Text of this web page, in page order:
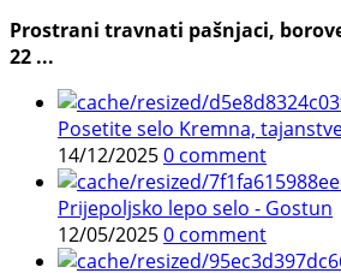
Prostrani travnati pašnjaci,
22 ...
Posetite selo Kremna,
14/12/20250 comment
Prijepoljsko lepo selo - Gostun
12/05/20250 comment